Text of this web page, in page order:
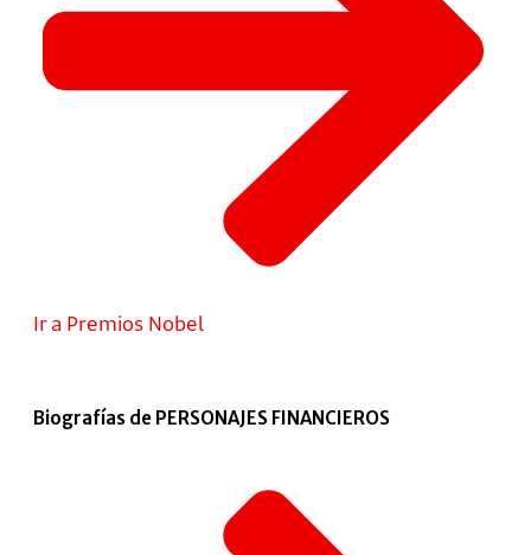
Ir a Premios Nobel
Biografías de PERSONAJES FINANCIEROS